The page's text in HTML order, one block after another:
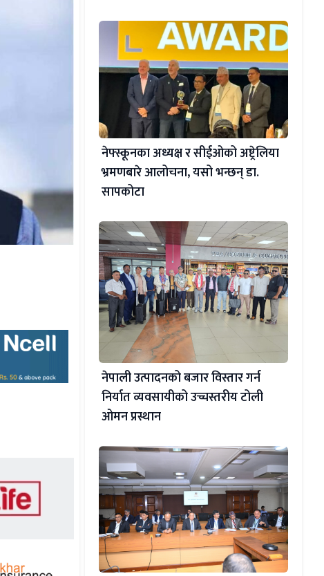
नेफ्स्कूनका अध्यक्ष र सीईओको अष्ट्रेलिया
भ्रमणबारे आलोचना, यसो भन्छन् डा‍.
सापकोटा
नेपाली उत्पादनको बजार विस्तार गर्न
निर्यात व्यवसायीको उच्चस्तरीय टोली
ओमन प्रस्थान